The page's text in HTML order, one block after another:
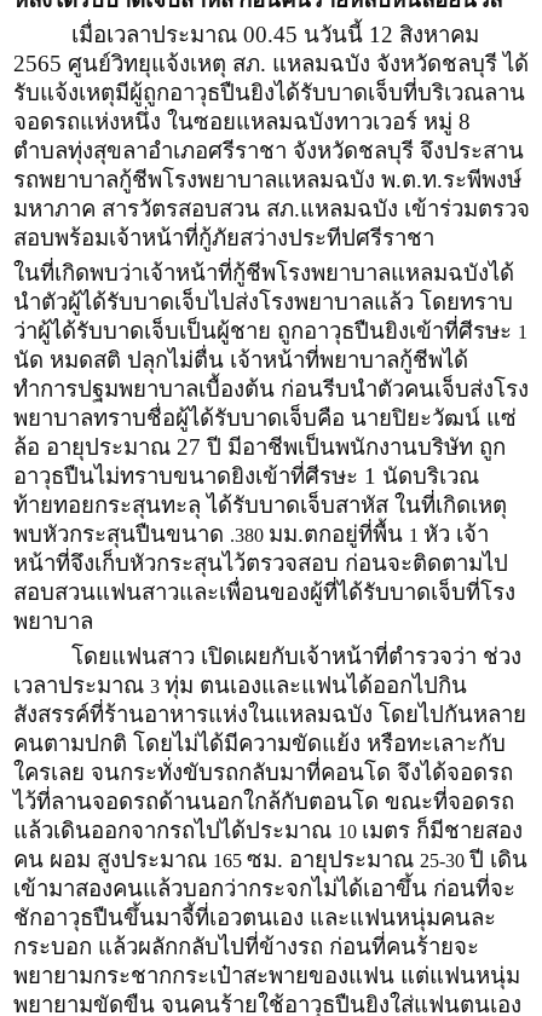
เมื่อเวลาประมาณ 00.45 นวันนี้ 12 สิงหาคม
2565 ศูนย์วิทยุแจ้งเหตุ สภ. แหลมฉบัง จังหวัดชลบุรี ได้
รับแจ้งเหตุมีผู้ถูกอาวุธปืนยิงได้รับบาดเจ็บที่บริเวณลาน
จอดรถแห่งหนึ่ง ในซอยแหลมฉบังทาวเวอร์ หมู่ 8
ตำบลทุ่งสุขลาอำเภอศรีราชา จังหวัดชลบุรี จึงประสาน
รถพยาบาลกู้ชีพโรงพยาบาลแหลมฉบัง พ.ต.ท.ระพีพงษ์
มหาภาค สารวัตรสอบสวน สภ.แหลมฉบัง เข้าร่วมตรวจ
สอบพร้อมเจ้าหน้าที่กู้ภัยสว่างประทีปศรีราชา
ในที่เกิดพบว่าเจ้าหน้าที่กู้ชีพโรงพยาบาลแหลมฉบังได้
นำตัวผู้ได้รับบาดเจ็บไปส่งโรงพยาบาลแล้ว โดยทราบ
ว่าผู้ได้รับบาดเจ็บเป็นผู้ชาย ถูกอาวุธปืนยิงเข้าที่ศีรษะ 1
นัด หมดสติ ปลุกไม่ตื่น เจ้าหน้าที่พยาบาลกู้ชีพได้
ทำการปฐมพยาบาลเบื้องต้น ก่อนรีบนำตัวคนเจ็บส่งโรง
พยาบาลทราบชื่อผู้ได้รับบาดเจ็บคือ นายปิยะวัฒน์ แซ่
ล้อ อายุประมาณ 27 ปี มีอาชีพเป็นพนักงานบริษัท ถูก
อาวุธปืนไม่ทราบขนาดยิงเข้าที่ศีรษะ 1 นัดบริเวณ
ท้ายทอยกระสุนทะลุ ได้รับบาดเจ็บสาหัส ในที่เกิดเหตุ
พบหัวกระสุนปืนขนาด .380 มม.ตกอยู่ที่พื้น 1 หัว เจ้า
หน้าที่จึงเก็บหัวกระสุนไว้ตรวจสอบ ก่อนจะติดตามไป
สอบสวนแฟนสาวและเพื่อนของผู้ที่ได้รับบาดเจ็บที่โรง
พยาบาล
โดยแฟนสาว เปิดเผยกับเจ้าหน้าที่ตำรวจว่า ช่วง
เวลาประมาณ 3 ทุ่ม ตนเองและแฟนได้ออกไปกิน
สังสรรค์ที่ร้านอาหารแห่งในแหลมฉบัง โดยไปกันหลาย
คนตามปกติ โดยไม่ได้มีความขัดแย้ง หรือทะเลาะกับ
ใครเลย จนกระทั่งขับรถกลับมาที่คอนโด จึงได้จอดรถ
ไว้ที่ลานจอดรถด้านนอกใกล้กับตอนโด ขณะที่จอดรถ
แล้วเดินออกจากรถไปได้ประมาณ 10 เมตร ก็มีชายสอง
คน ผอม สูงประมาณ 165 ซม. อายุประมาณ 25-30 ปี เดิน
เข้ามาสองคนแล้วบอกว่ากระจกไม่ได้เอาขึ้น ก่อนที่จะ
ชักอาวุธปืนขึ้นมาจี้ที่เอวตนเอง และแฟนหนุ่มคนละ
กระบอก แล้วผลักกลับไปที่ข้างรถ ก่อนที่คนร้ายจะ
พยายามกระชากกระเป๋าสะพายของแฟน แต่แฟนหนุ่ม
พยายามขัดขืน จนคนร้ายใช้อาวุธปืนยิงใส่แฟนตนเอง